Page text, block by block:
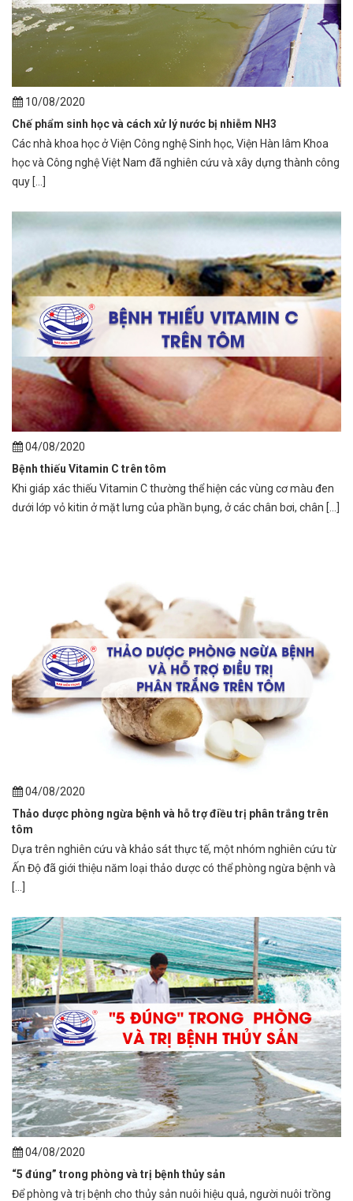
10/08/2020
Chế phẩm sinh học và cách xử lý nước bị nhiễm NH3
Các nhà khoa học ở Viện Công nghệ Sinh học, Viện Hàn lâm Khoa
học và Công nghệ Việt Nam đã nghiên cứu và xây dựng thành công
quy [...]
04/08/2020
Bệnh thiếu Vitamin C trên tôm
Khi giáp xác thiếu Vitamin C thường thể hiện các vùng cơ màu đen
dưới lớp vỏ kitin ở mặt lưng của phần bụng, ở các chân bơi, chân [...]
04/08/2020
Thảo dược phòng ngừa bệnh và hỗ trợ điều trị phân trắng trên
tôm
Dựa trên nghiên cứu và khảo sát thực tế, một nhóm nghiên cứu từ
Ấn Độ đã giới thiệu năm loại thảo dược có thể phòng ngừa bệnh và
[...]
04/08/2020
“5 đúng” trong phòng và trị bệnh thủy sản
Để phòng và trị bệnh cho thủy sản nuôi hiệu quả, người nuôi trồng